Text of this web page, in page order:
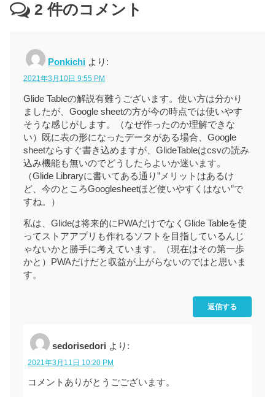
2 件のコメント
Ponkichi より:
2021年3月10日 9:55 PM
Glide Tableの解説有難うございます。使い方は分かり
ましたが、Google sheetの方が今の時点では使いやす
そうな感じがします。（なぜ作ったのか理解できな
い）既に表の形になったデータがある場合、Google
sheetならすぐ書き込めますが、GlideTableはcsvの読み
込み機能も無いのでどうしたらよいか迷います。
（Glide Libraryに書いてある通り”メリットはあるけ
ど、今のところGooglesheetほど使いやすくはない”で
すね。）
私は、Glideは将来的にPWAだけでなくGlide Tableを使
ってストアアプリも作れるソフトを目指しているんじ
ゃないかと勝手に考えています。（現在はその第一歩
かと）PWAだけだと収益が上がらないのではと思いま
す。
返信する
sedorisedori より:
2021年3月11日 10:20 PM
コメントありがとうごございます。